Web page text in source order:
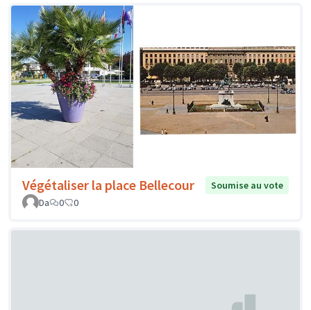
Végétaliser la place Bellecour
Soumise au vote
Da
0 0